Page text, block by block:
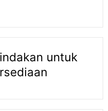
untuk